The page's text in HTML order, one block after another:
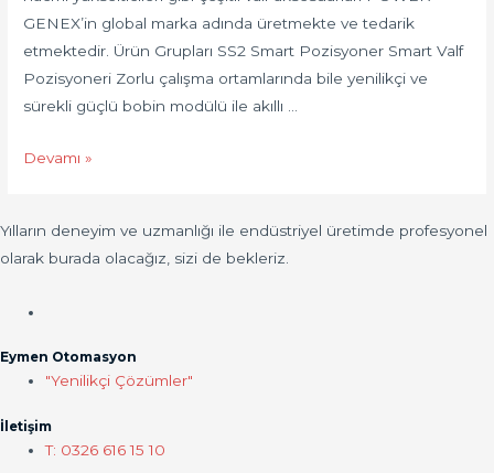
GENEX’in global marka adında üretmekte ve tedarik
etmektedir. Ürün Grupları SS2 Smart Pozisyoner Smart Valf
Pozisyoneri Zorlu çalışma ortamlarında bile yenilikçi ve
sürekli güçlü bobin modülü ile akıllı …
Power
Devamı »
Yılların deneyim ve uzmanlığı ile endüstriyel üretimde profesyonel
olarak burada olacağız, sizi de bekleriz.
Eymen Otomasyon
"Yenilikçi Çözümler"
İletişim
T: 0326 616 15 10